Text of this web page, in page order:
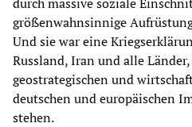
größenwahnsinnige
Und sie war eine
Russland, Iran und alle
geostrategischen und
deutschen und europäischen
stehen.